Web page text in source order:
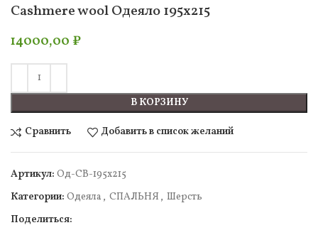
Cashmere wool Одеяло 195х215
14000,00 ₽
В КОРЗИНУ
Сравнить Добавить в список желаний
Артикул: Од-СВ-195х215
Категории: Одеяла , СПАЛЬНЯ , Шерсть
Поделиться: